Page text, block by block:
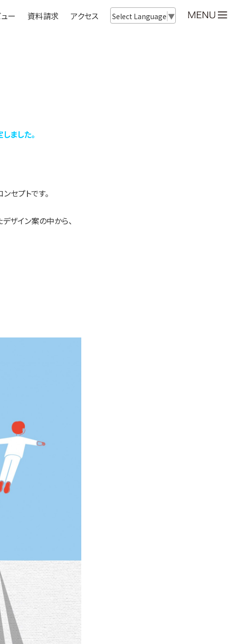
ー 資料請求 アクセス Select Language ▼
ました。
セプトです。
ザイン案の中から、